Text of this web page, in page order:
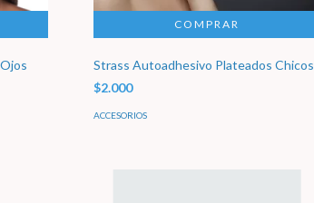
Strass Autoadhesivo Plateados Chicos
$2.000
ACCESORIOS